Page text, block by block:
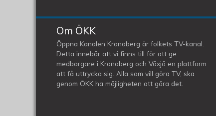
Om ÖKK
Öppna Kanalen Kronoberg är folkets TV-kanal.
Detta innebär att vi finns till för att ge
medborgare i Kronoberg och Växjö en plattform
att få uttrycka sig. Alla som vill göra TV, ska
genom ÖKK ha möjligheten att göra det.